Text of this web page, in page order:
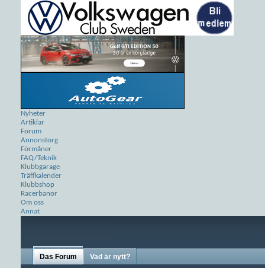
Nyheter
Artiklar
Forum
Annonstorg
Förmåner
FAQ/Teknik
Klubbgarage
Träffkalender
Klubbshop
Racerbanor
Om oss
Annat
Das Forum Vad är nytt?